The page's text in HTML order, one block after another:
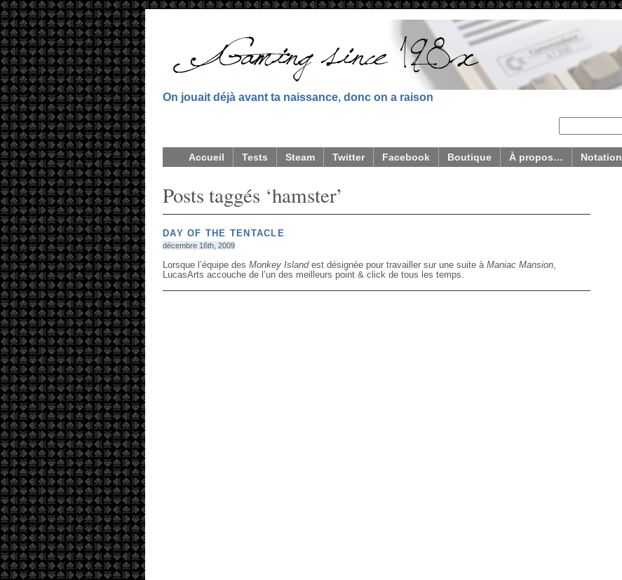
On jouait déjà avant ta naissance, donc on a raison
Accueil Tests Steam Twitter Facebook Boutique À propos… Notation
Posts taggés ‘hamster’
DAY OF THE TENTACLE
décembre 16th, 2009
Lorsque l’équipe des Monkey Islandest désignée pour travailler sur une suite à Maniac Mansion,
LucasArts accouche de l’un des meilleurs point & click de tous les temps.